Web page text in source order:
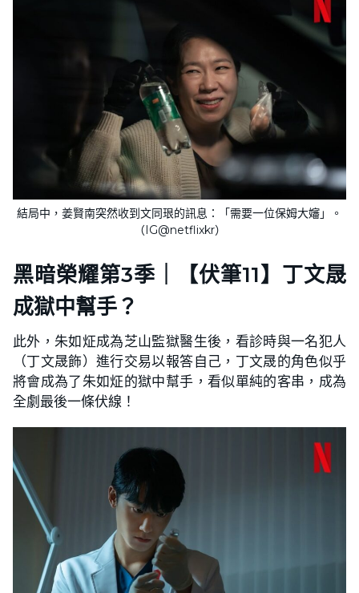
結局中，姜賢南突然收到文同珢的訊息：「需要一位保姆大嬸」。
（IG@netflixkr）
黑暗榮耀第3季｜【伏筆11】丁文晟
成獄中幫手？
此外，朱如炡成為芝山監獄醫生後，看診時與一名犯人
（丁文晟飾）進行交易以報答自己，丁文晟的角色似乎
將會成為了朱如炡的獄中幫手，看似單純的客串，成為
全劇最後一條伏線！